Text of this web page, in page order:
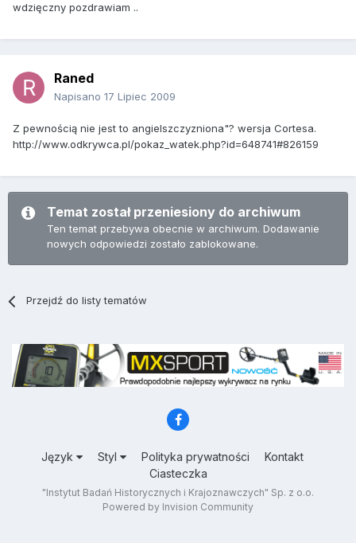
wdzięczny pozdrawiam ..
Raned
Napisano 17 Lipiec 2009
Z pewnością nie jest to angielszczyzniona"? wersja Cortesa.
http://www.odkrywca.pl/pokaz_watek.php?id=648741#826159
Temat został przeniesiony do archiwum
Ten temat przebywa obecnie w archiwum. Dodawanie
nowych odpowiedzi zostało zablokowane.
Przejdź do listy tematów
Język Styl Polityka prywatności
Kontakt
Ciasteczka
"Instytut Badań Historycznych i Krajoznawczych" Sp. z o.o.
Powered by Invision Community